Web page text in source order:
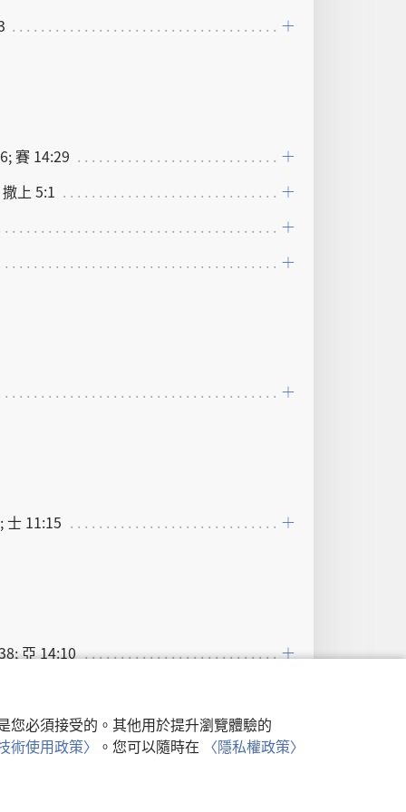
必須接受的。其他用於提升瀏覽體驗的
使用政策〉 。您可以隨時在 〈隱私權政策〉
賽 14:29
上 5:1
士 11:15
亞 14:10